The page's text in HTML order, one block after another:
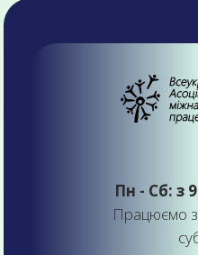
Пн - Сб: з
Працюємо з